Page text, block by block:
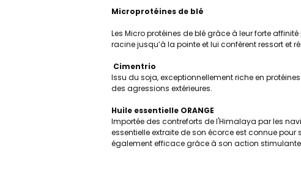
Microprotéines de blé
Les Micro protéines de blé grâce à leur forte
racine jusqu’à la pointe et lui confèrent ressort et
Cimentrio
Issu du soja, exceptionnellement riche en
des agressions extérieures.
Huile essentielle ORANGE
Importée des contreforts de l'Himalaya par les
essentielle extraite de son écorce est connue
également efficace grâce à son action